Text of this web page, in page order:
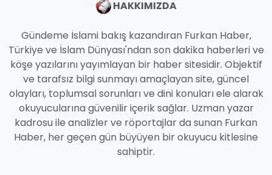
HAKKIMIZDA
Gündeme İslami bakış kazandıran Furkan Haber,
Türkiye ve İslam Dünyası'ndan son dakika haberleri ve
köşe yazılarını yayımlayan bir haber sitesidir. Objektif
ve tarafsız bilgi sunmayı amaçlayan site, güncel
olayları, toplumsal sorunları ve dini konuları ele alarak
okuyucularına güvenilir içerik sağlar. Uzman yazar
kadrosu ile analizler ve röportajlar da sunan Furkan
Haber, her geçen gün büyüyen bir okuyucu kitlesine
sahiptir.